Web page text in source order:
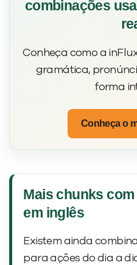
combinações
Conheça como a
gramática,
forma
Conheça o
Mais chunks com
em inglês
Existem ainda
para ações do dia a